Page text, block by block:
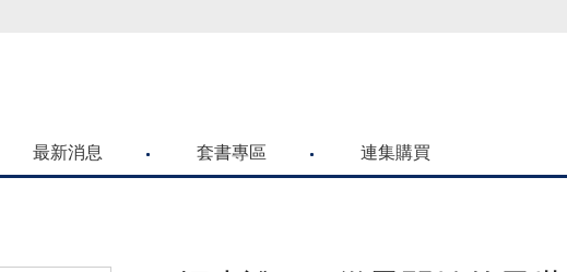
各位喜歡青文購物網的朋友們，提高警覺！
最新消息 套書專區 連集購買